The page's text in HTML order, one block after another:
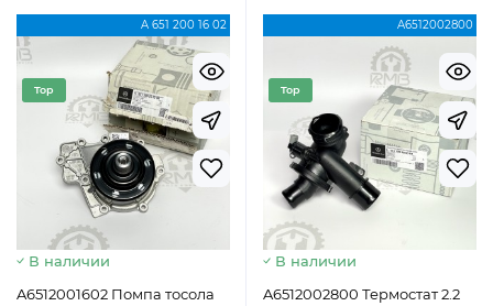
A 651 200 16 02
Top
В наличии
A6512001602 Помпа тосола
A6512002800
Top
В наличии
A6512002800 Термостат 2.2